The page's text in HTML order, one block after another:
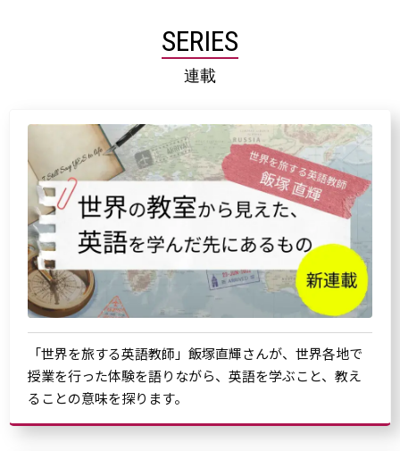
SERIES
連載
「世界を旅する英語教師」飯塚直輝さんが、世界各地で
授業を行った体験を語りながら、英語を学ぶこと、教え
ることの意味を探ります。